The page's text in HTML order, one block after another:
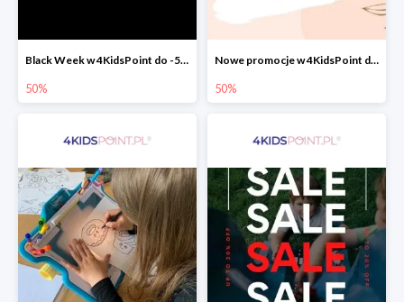
Black Week w 4KidsPoint do -50%
50%
Nowe promocje w 4KidsPoint do -50%
50%